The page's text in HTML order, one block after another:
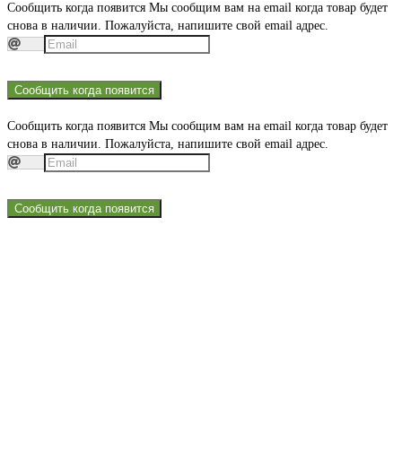
Сообщить когда появится Мы сообщим вам на email когда товар будет
снова в наличии. Пожалуйста, напишите свой email адрес.
Сообщить когда появится
Сообщить когда появится Мы сообщим вам на email когда товар будет
снова в наличии. Пожалуйста, напишите свой email адрес.
Сообщить когда появится